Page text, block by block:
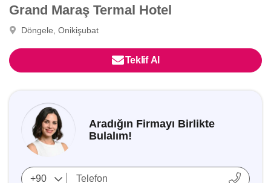
Grand Maraş Termal Hotel
Döngele, Onikişubat
Teklif Al
Aradığın Firmayı Birlikte
Bulalım!